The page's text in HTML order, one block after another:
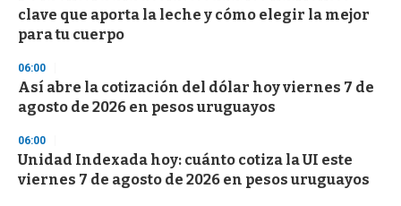
clave que aporta la leche y cómo elegir la mejor
para tu cuerpo
06:00
Así abre la cotización del dólar hoy viernes 7 de
agosto de 2026 en pesos uruguayos
06:00
Unidad Indexada hoy: cuánto cotiza la UI este
viernes 7 de agosto de 2026 en pesos uruguayos